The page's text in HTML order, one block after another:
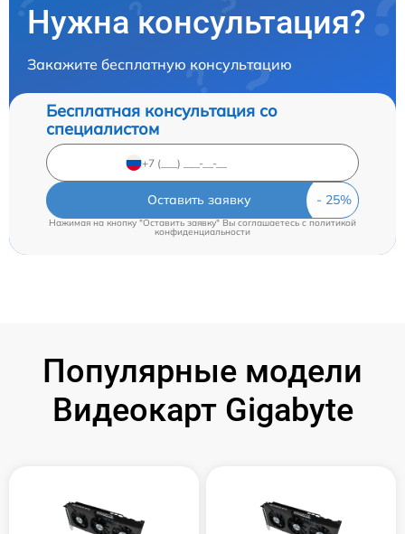
Нужна консультация?
Закажите бесплатную консультацию
Бесплатная консультация со
специалистом
Оставить заявку
Нажимая на кнопку "Оставить заявку" Вы соглашаетесь c политикой
конфиденциальности
Популярные модели
Видеокарт Gigabyte